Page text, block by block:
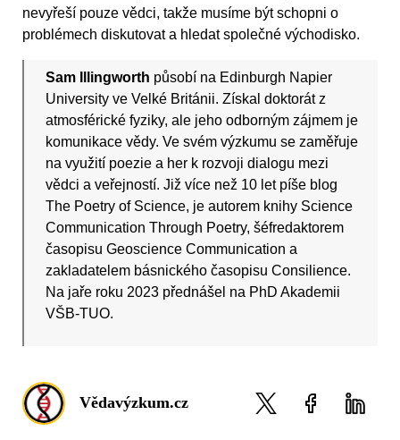
nevyřeší pouze vědci, takže musíme být schopni o
problémech diskutovat a hledat společné východisko.
Sam Illingworth působí na Edinburgh Napier
University ve Velké Británii. Získal doktorát z
atmosférické fyziky, ale jeho odborným zájmem je
komunikace vědy. Ve svém výzkumu se zaměřuje
na využití poezie a her k rozvoji dialogu mezi
vědci a veřejností. Již více než 10 let píše blog
The Poetry of Science, je autorem knihy Science
Communication Through Poetry, šéfredaktorem
časopisu Geoscience Communication a
zakladatelem básnického časopisu Consilience.
Na jaře roku 2023 přednášel na PhD Akademii
VŠB-TUO.
Vědavýzkum.cz